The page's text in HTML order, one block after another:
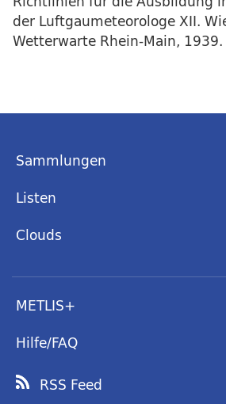
der Luftgaumeteorologe XII.
Wetterwarte Rhein-Main,
Sammlungen
Listen
Clouds
METLIS+
Hilfe/FAQ
RSS Feed